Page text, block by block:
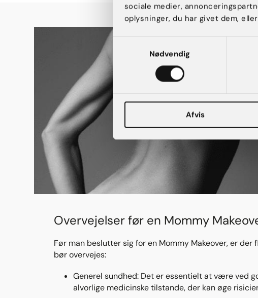
sociale medier,
oplysninger, du har givet dem,
Nødvendig
Afvis
Overvejelser før en Mommy
Før man beslutter sig for en Mommy Makeover, er der
bør overvejes:
Generel sundhed: Det er essentielt at være ved
alvorlige medicinske tilstande, der kan øge